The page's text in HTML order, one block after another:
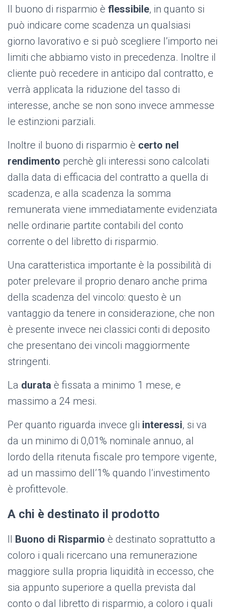
Il buono di risparmio è flessibile, in quanto si
può indicare come scadenza un qualsiasi
giorno lavorativo e si può scegliere l’importo nei
limiti che abbiamo visto in precedenza. Inoltre il
cliente può recedere in anticipo dal contratto, e
verrà applicata la riduzione del tasso di
interesse, anche se non sono invece ammesse
le estinzioni parziali.
Inoltre il buono di risparmio è certo nel
rendimento perchè gli interessi sono calcolati
dalla data di efficacia del contratto a quella di
scadenza, e alla scadenza la somma
remunerata viene immediatamente evidenziata
nelle ordinarie partite contabili del conto
corrente o del libretto di risparmio.
Una caratteristica importante è la possibilità di
poter prelevare il proprio denaro anche prima
della scadenza del vincolo: questo è un
vantaggio da tenere in considerazione, che non
è presente invece nei classici conti di deposito
che presentano dei vincoli maggiormente
stringenti.
La durata è fissata a minimo 1 mese, e
massimo a 24 mesi.
Per quanto riguarda invece gli interessi, si va
da un minimo di 0,01% nominale annuo, al
lordo della ritenuta fiscale pro tempore vigente,
ad un massimo dell’1% quando l’investimento
è profittevole.
A chi è destinato il prodotto
Il Buono di Risparmio è destinato soprattutto a
coloro i quali ricercano una remunerazione
maggiore sulla propria liquidità in eccesso, che
sia appunto superiore a quella prevista dal
conto o dal libretto di risparmio, a coloro i quali